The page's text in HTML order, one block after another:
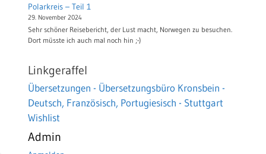
Polarkreis – Teil 1
29. November 2024
Sehr schöner Reisebericht, der Lust macht, Norwegen zu besuchen.
Dort müsste ich auch mal noch hin ;-)
Linkgeraffel
Übersetzungen - Übersetzungsbüro Kronsbein -
Deutsch, Französisch, Portugiesisch - Stuttgart
Wishlist
Admin